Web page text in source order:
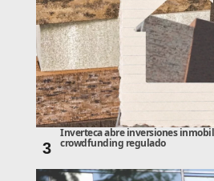
3
Inverteca abre inversiones
crowdfunding regulado